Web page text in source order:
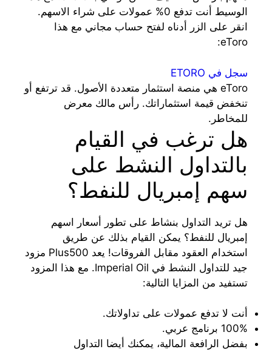
الوسيط أنت تدفع 0% عمولات على شراء الاسهم.
انقر على الزر أدناه لفتح حساب مجاني مع هذا
eToro:
سجل في ETORO
eToro هي منصة استثمار متعددة الأصول. قد ترتفع أو
تنخفض قيمة استثماراتك. رأس مالك معرض
للمخاطر.
هل ترغب في القيام
بالتداول النشط على
سهم إمبريال للنفط؟
هل تريد التداول بنشاط على تطور أسعار اسهم
إمبريال للنفط؟ يمكن القيام بذلك عن طريق
استخدام العقود مقابل الفروقات! يعد Plus500 مزود
جيد للتداول النشط في Imperial Oil. مع هذا المزود
تستفيد من المزايا التالية:
أنت لا تدفع عمولات على تداولاتك.
100% برنامج عربي.
بفضل الرافعة المالية، يمكنك أيضا التداول